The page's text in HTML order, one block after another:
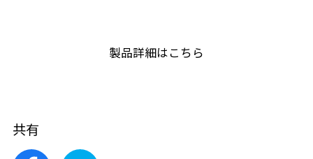
製品詳細はこちら
共有